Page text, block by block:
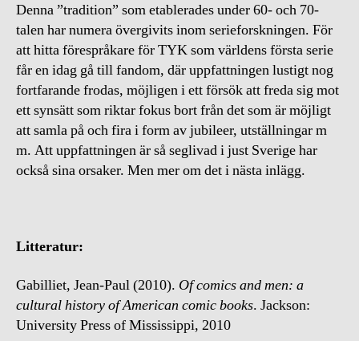
Denna ”tradition” som etablerades under 60- och 70-
talen har numera övergivits inom serieforskningen. För
att hitta förespråkare för TYK som världens första serie
får en idag gå till fandom, där uppfattningen lustigt nog
fortfarande frodas, möjligen i ett försök att freda sig mot
ett synsätt som riktar fokus bort från det som är möjligt
att samla på och fira i form av jubileer, utställningar m
m. Att uppfattningen är så seglivad i just Sverige har
också sina orsaker. Men mer om det i nästa inlägg.
Litteratur:
Gabilliet, Jean-Paul (2010). Of comics and men: a
cultural history of American comic books. Jackson:
University Press of Mississippi, 2010